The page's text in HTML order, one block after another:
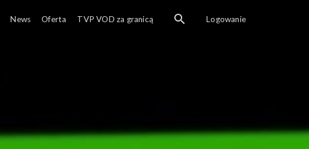
News Oferta TVP VOD za granicą Logowanie